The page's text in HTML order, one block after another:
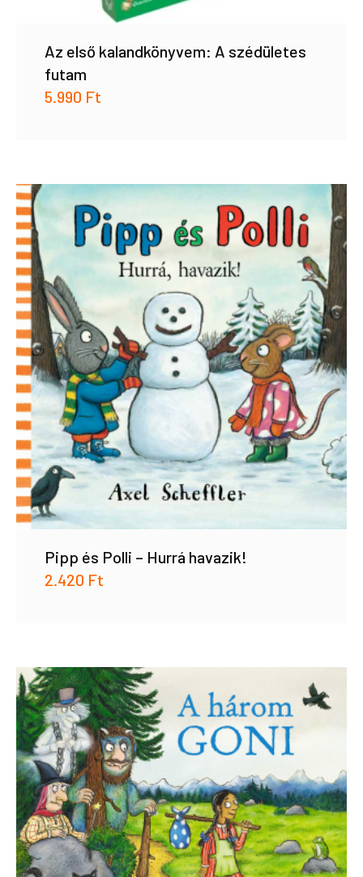
Az első kalandkönyvem: A szédületes
futam
5.990 Ft
Pipp és Polli – Hurrá havazik!
2.420 Ft